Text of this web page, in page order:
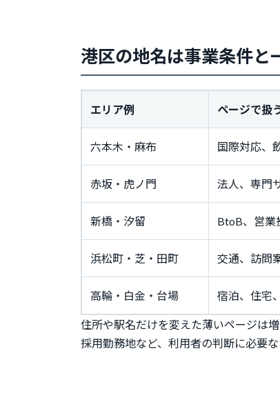
港区の地名は事業条件と
エリア例 ページで扱
六本木・麻布 国際対応、
赤坂・虎ノ門 法人、専門
新橋・汐留 BtoB、営業
浜松町・芝・田町 交通、訪問
高輪・白金・台場 宿泊、住宅
住所や駅名だけを変えた薄いページは
採用勤務地など、利用者の判断に必要な